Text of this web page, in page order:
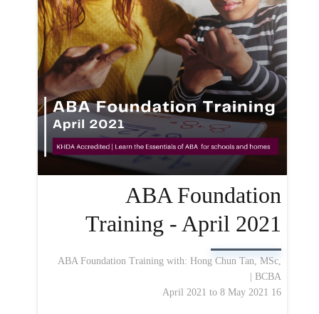
ABA Foundation
Training - April 2021
ABA Foundation Training with: Hong Chun Tan, MSc,
BCBA |
16 April 2021 to 8 May 2021